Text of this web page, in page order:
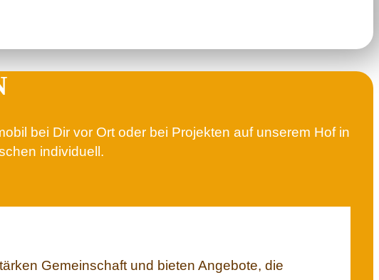
bei Dir vor Ort oder bei Projekten auf unserem Hof in
individuell.
Gemeinschaft und bieten Angebote, die